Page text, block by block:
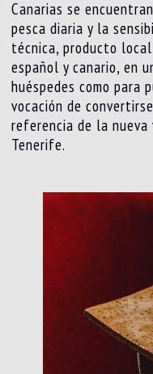
Canarias se
pesca diaria y la
técnica, producto
español y canario, en
huéspedes como para
vocación de
referencia de la
Tenerife.